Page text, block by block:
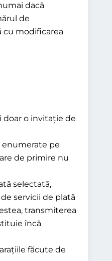
dacă
de
cu modificarea
doar o invitație de
enumerate pe
de primire nu
selectată,
servicii de plată
transmiterea
încă
făcute de